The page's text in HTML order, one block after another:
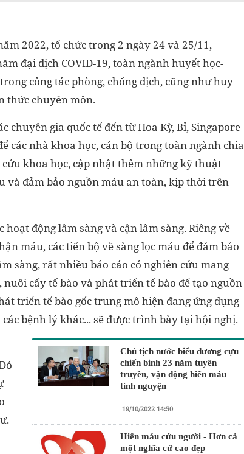
2022, tổ chức trong 2 ngày 24 và 25/11,
đại dịch COVID-19, toàn ngành huyết học-
công tác phòng, chống dịch, cũng như huy
thức chuyên môn.
chuyên gia quốc tế đến từ Hoa Kỳ, Bỉ, Singapore
các nhà khoa học, cán bộ trong toàn ngành chia
khoa học, cập nhật thêm những kỹ thuật
và đảm bảo nguồn máu an toàn, kịp thời trên
động lâm sàng và cận lâm sàng. Riêng về
máu, các tiến bộ về sàng lọc máu để đảm bảo
sàng, rất nhiều báo cáo có nghiên cứu mang
cấy tế bào và phát triển tế bào để tạo nguồn
triển tế bào gốc trung mô hiện đang ứng dụng
bệnh lý khác... sẽ được trình bày tại hội nghị.
Chủ tịch nước biểu dương cựu
chiến binh 23 năm tuyên
truyền, vận động hiến máu
tình nguyện
19/10/2022 14:50
Hiến máu cứu người - Hơn cả
một nghĩa cử cao đẹp